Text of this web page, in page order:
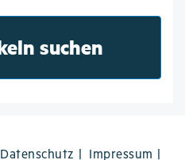
suchen
Datenschutz Impressum